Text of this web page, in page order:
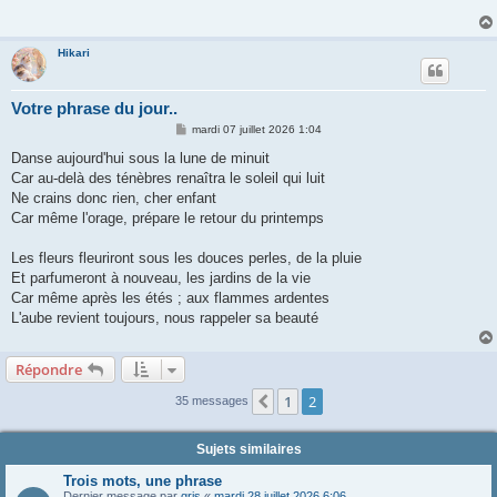
Hikari
Votre phrase du jour..
M
s
a
g
mardi 07 juillet 2026 1:04
Danse aujourd'hui sous la lune de minuit
Car au-delà des ténèbres renaîtra le soleil qui luit
Ne crains donc rien, cher enfant
Car même l'orage, prépare le retour du printemps
Les fleurs fleuriront sous les douces perles, de la pluie
Et parfumeront à nouveau, les jardins de la vie
Car même après les étés ; aux flammes ardentes
L'aube revient toujours, nous rappeler sa beauté
Répondre
35 messages Précédente
1 2
Sujets similaires
Trois mots, une phrase